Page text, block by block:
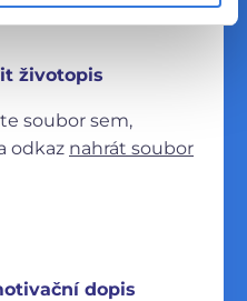
životopis
soubor sem,
odkaz nahrát soubor
dopis